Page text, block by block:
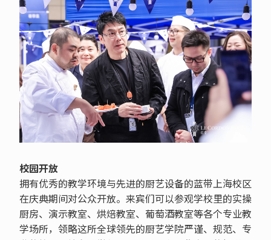
校园开放
拥有优秀的教学环境与先进的厨艺设备的蓝带上海校区
在庆典期间对公众开放。来宾们可以参观学校里的实操
厨房、演示教室、烘焙教室、葡萄酒教室等各个专业教
学场所，领略这所全球领先的厨艺学院严谨、规范、专